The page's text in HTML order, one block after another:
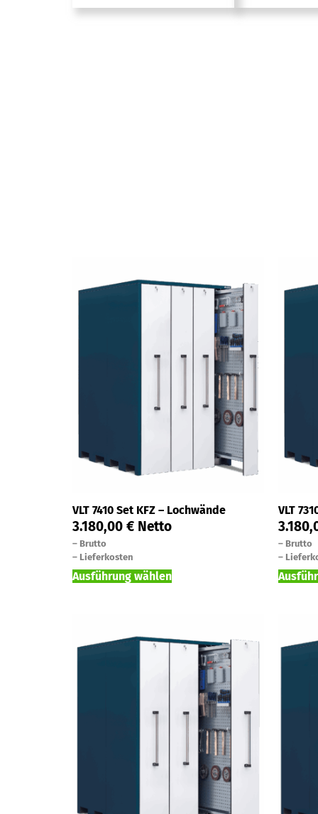
VLT 7410 Set KFZ – Lochwände
3.180,00 € Netto
– Brutto
– Lieferkosten
Ausführung wählen
VLT
– Brutto
–